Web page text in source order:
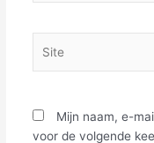
Mijn naam, e-
voor de volgende